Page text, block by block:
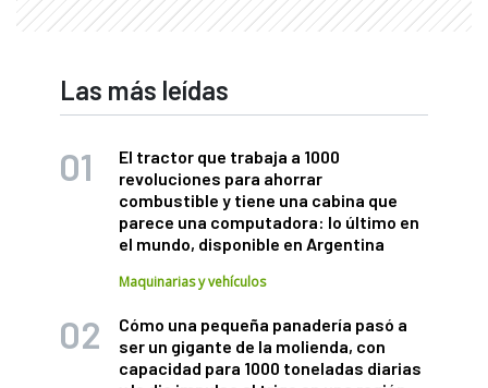
Las más leídas
El tractor que trabaja a 1000
revoluciones para ahorrar
combustible y tiene una cabina que
parece una computadora: lo último en
el mundo, disponible en Argentina
Maquinarias y vehículos
Cómo una pequeña panadería pasó a
ser un gigante de la molienda, con
capacidad para 1000 toneladas diarias